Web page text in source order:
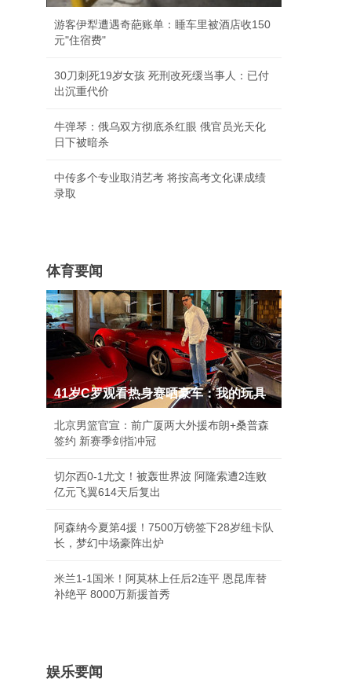
游客伊犁遭遇奇葩账单：睡车里被酒店收150
元"住宿费"
30刀刺死19岁女孩 死刑改死缓当事人：已付
出沉重代价
牛弹琴：俄乌双方彻底杀红眼 俄官员光天化
日下被暗杀
中传多个专业取消艺考 将按高考文化课成绩
录取
体育要闻
41岁C罗观看热身赛晒豪车：我的玩具
北京男篮官宣：前广厦两大外援布朗+桑普森
签约 新赛季剑指冲冠
切尔西0-1尤文！被轰世界波 阿隆索遭2连败
亿元飞翼614天后复出
阿森纳今夏第4援！7500万镑签下28岁纽卡队
长，梦幻中场豪阵出炉
米兰1-1国米！阿莫林上任后2连平 恩昆库替
补绝平 8000万新援首秀
娱乐要闻